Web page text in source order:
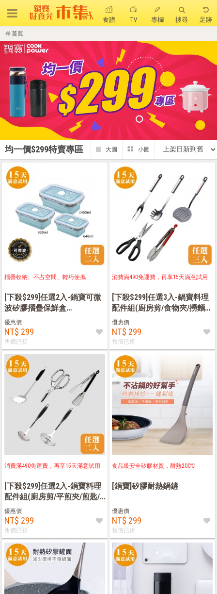
食譜 TV 專欄 搜尋 足跡
首頁
均一價$299特賣專區
摺疊收納、不占空間、輕巧便攜
[下殺$299]任選2入-鍋寶可微
波矽膠摺疊保鮮盒
(640ml/930ml/1450ml)
優惠價
NT$ 299
售價已折
消費滿490免運費，再享15天滿意試用
[下殺$299]任選3入-鍋寶料理
配件組(廚房剪/食物夾/撈麵
杓/不鏽鋼圓鏟/大叉子)
優惠價
NT$ 299
售價已折
消費滿490免運費，再享15天滿意試用
[下殺$299]任選2入-鍋寶料理
配件組(廚房剪/平煎夾/煎匙/
湯勺/漏勺)
優惠價
NT$ 299
售價已折
食品級安全矽膠材質，耐熱200℃
[鍋寶]矽膠耐熱鍋鏟
優惠價
NT$ 299
售價已折
搜 尋
熱門搜尋
聚油不沾鍋 全球通吹風機 陶瓷不沾電鍋
珍珠粗吸管杯 可微波保鮮盒 大理石不沾鍋
分隔便當盒 金鑽不沾鍋 氣炸烤箱